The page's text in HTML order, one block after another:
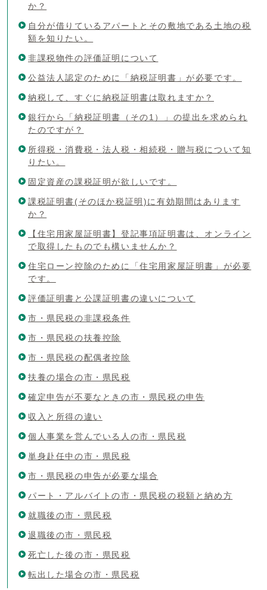
か？
自分が借りているアパートとその敷地である土地の税
額を知りたい。
非課税物件の評価証明について
公益法人認定のために「納税証明書」が必要です。
納税して、すぐに納税証明書は取れますか？
銀行から「納税証明書（その1）」の提出を求められ
たのですが？
所得税・消費税・法人税・相続税・贈与税について知
りたい。
固定資産の課税証明が欲しいです。
課税証明書(そのほか税証明)に有効期間はあります
か？
【住宅用家屋証明書】登記事項証明書は、オンライン
で取得したものでも構いませんか？
住宅ローン控除のために「住宅用家屋証明書」が必要
です。
評価証明書と公課証明書の違いについて
市・県民税の非課税条件
市・県民税の扶養控除
市・県民税の配偶者控除
扶養の場合の市・県民税
確定申告が不要なときの市・県民税の申告
収入と所得の違い
個人事業を営んでいる人の市・県民税
単身赴任中の市・県民税
市・県民税の申告が必要な場合
パート・アルバイトの市・県民税の税額と納め方
就職後の市・県民税
退職後の市・県民税
死亡した後の市・県民税
転出した場合の市・県民税